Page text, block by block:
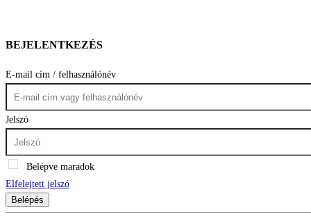
BEJELENTKEZÉS
E-mail cím / felhasználónév
Jelszó
Belépve maradok
Elfelejtett jelszó
Belépés